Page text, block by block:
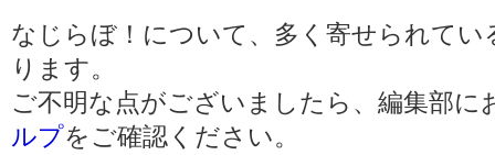
なじらぼ！について、多く寄せられてい
ります。
ご不明な点がございましたら、編集部
ルプをご確認ください。